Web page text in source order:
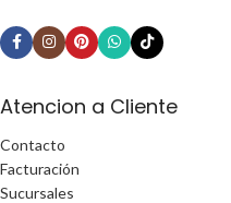
Atencion a Cliente
Contacto
Facturación
Sucursales